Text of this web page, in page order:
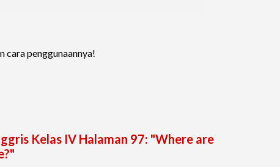
cara penggunaannya!
Kelas IV Halaman 97: "Where are